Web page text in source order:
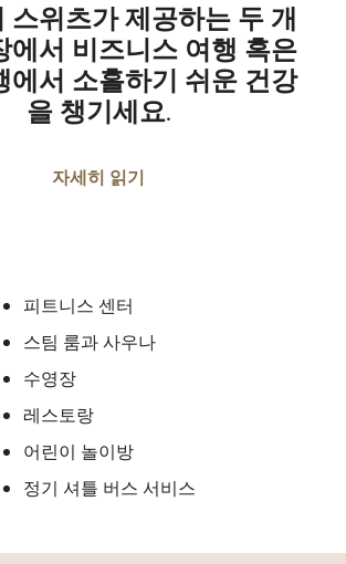
스위츠가 제공하는 두 개
에서 비즈니스 여행 혹은
에서 소홀하기 쉬운 건강
을 챙기세요.
자세히 읽기
피트니스 센터
스팀 룸과 사우나
수영장
레스토랑
어린이 놀이방
정기 셔틀 버스 서비스